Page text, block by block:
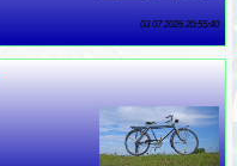
03 07 2026 20:55:40